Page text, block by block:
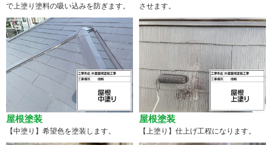
で上塗り塗料の吸い込みを防ぎます。
させます。
屋根塗装
【中塗り】希望色を塗装します。
屋根塗装
【上塗り】仕上げ工程になります。